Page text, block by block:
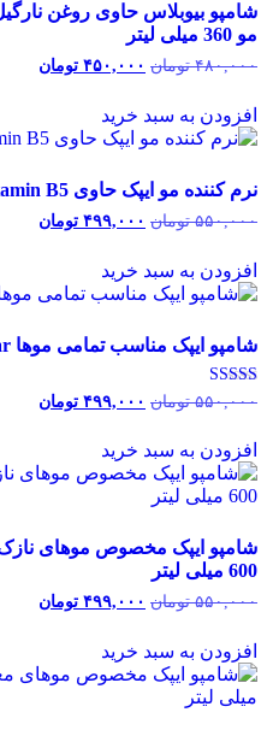
شامپو بیوبلاس حاوی روغن
مو 360 میلی لیتر
۴۸۰,۰۰۰ تومان قیمت
بود.
۴۵۰,۰۰۰ تومان
افزودن به سبد خرید
نرم کننده مو ایپک حاوی Provitamin B5 حجم 600 میلی لیتر
۵۵۰,۰۰۰ تومان قیمت
بود.
۴۹۹,۰۰۰ تومان
افزودن به سبد خرید
شامپو ایپک مناسب تمامی موها Tüm Saçlar حجم 600 میلی لیتر
نمره
۵۵۰,۰۰۰ تومان قیمت
بود.
۴۹۹,۰۰۰ تومان
افزودن به سبد خرید
600 میلی لیتر
۵۵۰,۰۰۰ تومان قیمت
بود.
۴۹۹,۰۰۰ تومان
افزودن به سبد خرید